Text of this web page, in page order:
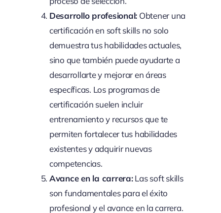
Desarrollo profesional: Obtener una
certificación en soft skills no solo
demuestra tus habilidades actuales,
sino que también puede ayudarte a
desarrollarte y mejorar en áreas
específicas. Los programas de
certificación suelen incluir
entrenamiento y recursos que te
permiten fortalecer tus habilidades
existentes y adquirir nuevas
competencias.
Avance en la carrera:Las soft skills
son fundamentales para el éxito
profesional y el avance en la carrera.